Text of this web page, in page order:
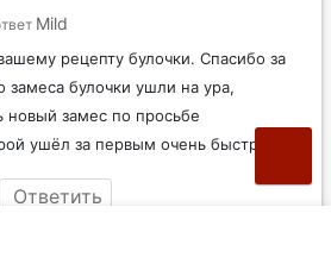
Mild
рецепту булочки. Спасибо за
замеса булочки ушли на ура,
новый замес по просьбе
ушёл за первым очень быстро.
Ответить